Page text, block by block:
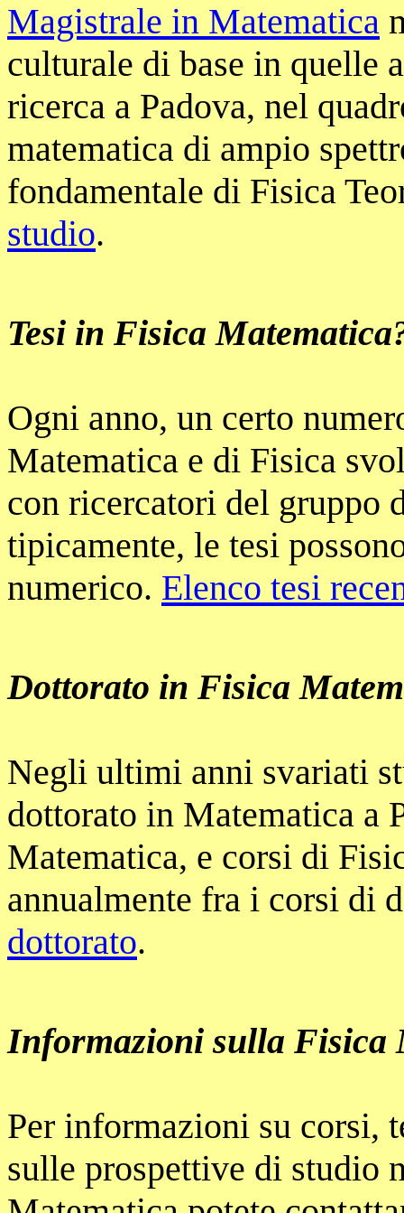
Magistrale in Matematica
culturale di base in quelle
ricerca a Padova, nel
matematica di ampio
fondamentale di Fisica
studio.
Tesi in Fisica
Ogni anno, un certo
Matematica e di Fisica
con ricercatori del gruppo
tipicamente, le tesi
numerico. Elenco tesi
Dottorato in Fisica
Negli ultimi anni svariati
dottorato in Matematica a
Matematica, e corsi di
annualmente fra i corsi di
dottorato.
Informazioni sulla Fisica
Per informazioni su corsi,
sulle prospettive di studio